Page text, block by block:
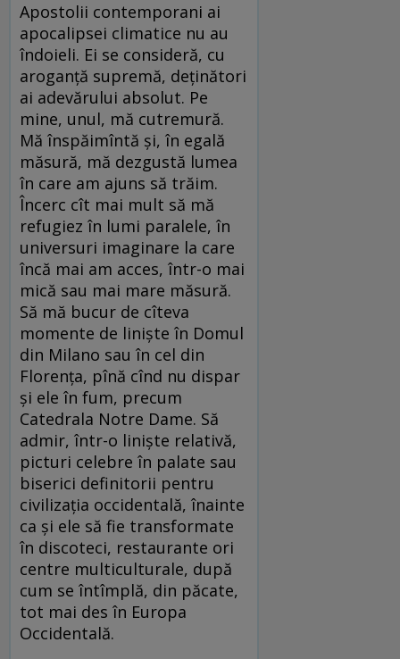
Apostolii contemporani ai
apocalipsei climatice nu au
îndoieli. Ei se consideră, cu
aroganță supremă, deținători
ai adevărului absolut. Pe
mine, unul, mă cutremură.
Mă înspăimîntă și, în egală
măsură, mă dezgustă lumea
în care am ajuns să trăim.
Încerc cît mai mult să mă
refugiez în lumi paralele, în
universuri imaginare la care
încă mai am acces, într-o mai
mică sau mai mare măsură.
Să mă bucur de cîteva
momente de liniște în Domul
din Milano sau în cel din
Florența, pînă cînd nu dispar
și ele în fum, precum
Catedrala Notre Dame. Să
admir, într-o liniște relativă,
picturi celebre în palate sau
biserici definitorii pentru
civilizația occidentală, înainte
ca și ele să fie transformate
în discoteci, restaurante ori
centre multiculturale, după
cum se întîmplă, din păcate,
tot mai des în Europa
Occidentală.